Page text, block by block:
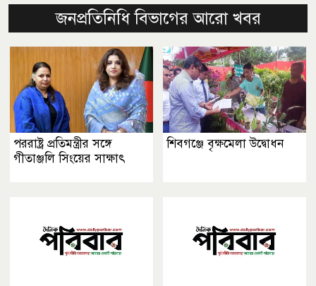
জনপ্রতিনিধি বিভাগের আরো খবর
পররাষ্ট্র প্রতিমন্ত্রীর সঙ্গে
গীতাঞ্জলি সিংয়ের সাক্ষাৎ
শিবগঞ্জে বৃক্ষমেলা উদ্বোধন